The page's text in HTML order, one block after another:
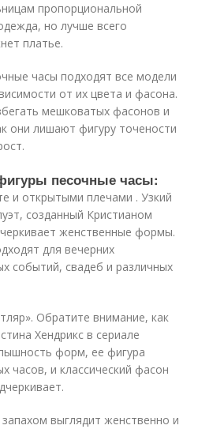
пропорциональной
но лучше всего
платье.
часы подходят все модели
от их цвета и фасона.
мешковатых фасонов и
они лишают фигуру точености
песочные часы:
и открытыми плечами . Узкий
созданный Кристианом
женственные формы.
для вечерних
событий, свадеб и различных
Обратите внимание, как
Хендрикс в сериале
форм, ее фигура
часов, и классический фасон
выглядит женственно и